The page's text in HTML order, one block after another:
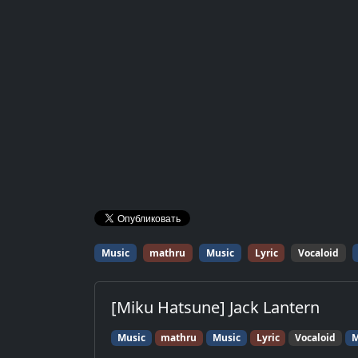
Music mathru Music Lyric Vocaloid
[Miku Hatsune] Jack Lantern
Music mathru Music Lyric Vocaloid